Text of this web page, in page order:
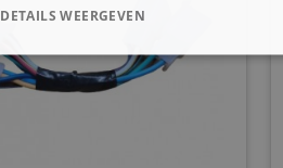
DETAILS WEERGEVEN